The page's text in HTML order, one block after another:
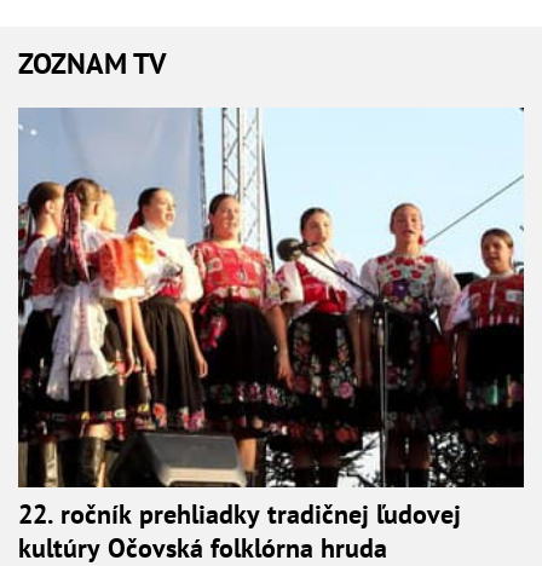
ZOZNAM TV
22. ročník prehliadky tradičnej ľudovej
kultúry Očovská folklórna hruda